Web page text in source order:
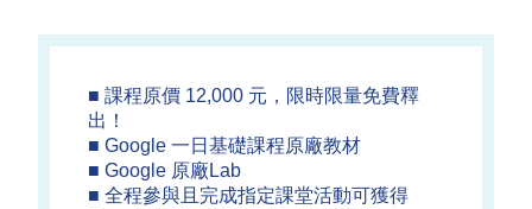
■ 課程原價 12,000 元，限時限量免費釋
出！
■ Google 一日基礎課程原廠教材
■ Google 原廠Lab
■ 全程參與且完成指定課堂活動可獲得